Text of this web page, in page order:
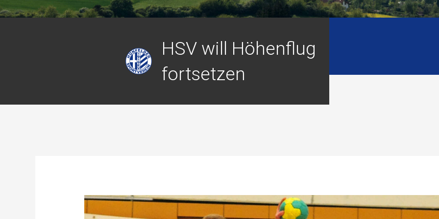
HSV will Höhenflug
fortsetzen